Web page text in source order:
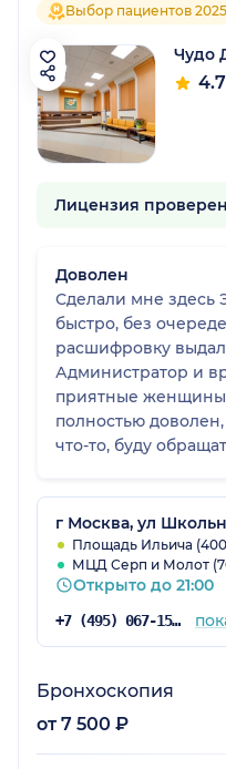
Выбор пациентов 2025
Чудо
4.7
Лицензия
Доволен
Сделали мне здесь
быстро, без
расшифровку
Администратор и
приятные
полностью
что-то, буду
г Москва, ул
Площадь Ильича
МЦД Серп и Молот
Открыто до 21:00
+7 (495) 067-15-02
Бронхоскопия
от 7 500 ₽